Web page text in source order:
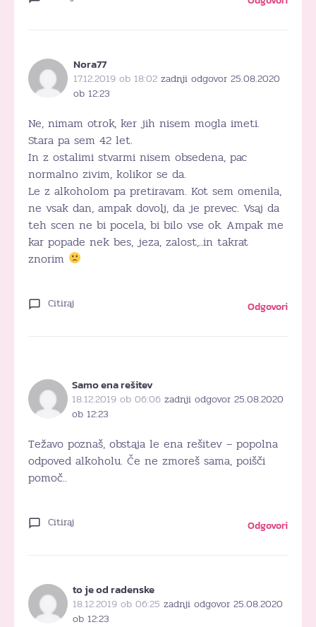
Nora77
17.12.2019 ob 18:02 zadnji odgovor 25.08.2020
ob 12:23
Ne, nimam otrok, ker jih nisem mogla imeti.
Stara pa sem 42 let.
In z ostalimi stvarmi nisem obsedena, pac
normalno zivim, kolikor se da.
Le z alkoholom pa pretiravam. Kot sem omenila,
ne vsak dan, ampak dovolj, da je prevec. Vsaj da
teh scen ne bi pocela, bi bilo vse ok. Ampak me
kar popade nek bes, jeza, zalost,..in takrat
znorim
Citiraj Odgovori
Samo ena rešitev
18.12.2019 ob 06:06 zadnji odgovor 25.08.2020
ob 12:23
Težavo poznaš, obstaja le ena rešitev – popolna
odpoved alkoholu. Če ne zmoreš sama, poišči
pomoč..
Citiraj Odgovori
to je od radenske
18.12.2019 ob 06:25 zadnji odgovor 25.08.2020
ob 12:23